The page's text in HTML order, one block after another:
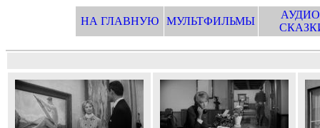
НА ГЛАВНУЮ МУЛЬТФИЛЬМЫ